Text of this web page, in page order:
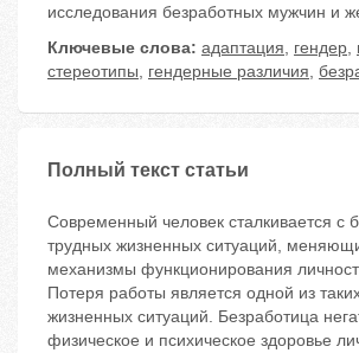
исследования безработных мужчин и
Ключевые слова: адаптация, гендер,
стереотипы, гендерные различия,
Полный текст статьи
Современный человек сталкивается с
трудных жизненных ситуаций,
механизмы функционирования
Потеря работы является одной из
жизненных ситуаций. Безработица
физическое и психическое здоровье